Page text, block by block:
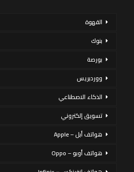
القهوة
بنوك
بورصة
ووردبريس
الذكاء الاصطناعي
تسويق إلكتروني
هواتف أبل – Apple
هواتف أوبو – Oppo